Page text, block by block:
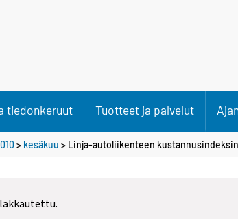
tiedonkeruut Tuotteet ja palvelut
> kesäkuu > Linja-autoliikenteen